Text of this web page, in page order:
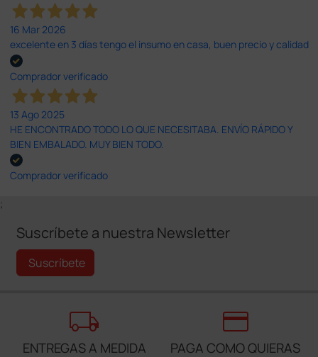
16 Mar 2026
excelente en 3 días tengo el insumo en casa, buen precio y calidad
Comprador verificado
13 Ago 2025
HE ENCONTRADO TODO LO QUE NECESITABA. ENVÍO RÁPIDO Y
BIEN EMBALADO. MUY BIEN TODO.
Comprador verificado
;
Suscríbete a nuestra Newsletter
Suscríbete
local_shipping
ENTREGAS A MEDIDA
credit_card
PAGA COMO QUIERAS